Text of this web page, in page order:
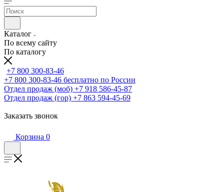
Каталог
По всему сайту
По каталогу
+7 800 300-83-46
+7 800 300-83-46 бесплатно по России
Отдел продаж (моб) +7 918 586-45-87
Отдел продаж (гор) +7 863 594-45-69
Заказать звонок
Корзина 0